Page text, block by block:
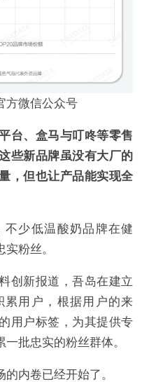
方微信公众号
台、盒马与叮咚等零售
些新品牌虽没有大厂的
，但也让产品能实现全
少低温酸奶品牌在健
粉丝。
创新报道，吾岛在建立
累用户，根据用户的来
用户标签，为其提供专
批忠实的粉丝群体。
内卷已经开始了。